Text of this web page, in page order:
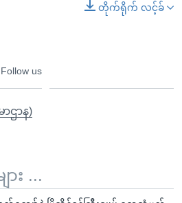
တိုက်ရိုက် လင့်ခ်
Follow us
ဌာန)
း ...